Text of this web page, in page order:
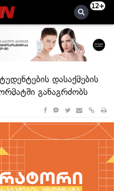
12+
დასაქმების
განაგრძობს